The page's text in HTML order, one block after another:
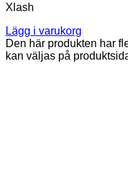
Xlash
Lägg i varukorg
Den här produkten har
kan väljas på